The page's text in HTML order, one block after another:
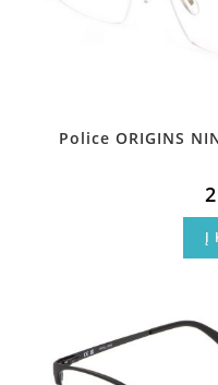
Police ORIGINS
Į